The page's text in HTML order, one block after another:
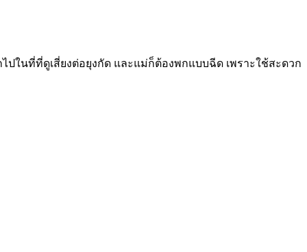
ในที่ที่ดูเสี่ยงต่อยุงกัด และแม่ก็ต้องพกแบบฉีด เพราะใช้สะดวก